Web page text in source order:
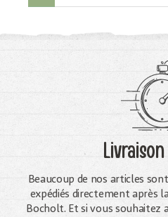
Beaucoup de nos articles
expédiés directement après
Bocholt. Et si vous souhaitez